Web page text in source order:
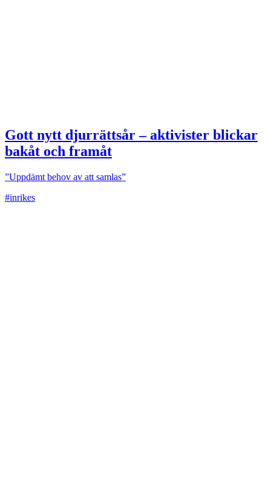
Gott nytt djurrättsår – aktivister blickar
bakåt och framåt
”Uppdämt behov av att samlas”
#inrikes